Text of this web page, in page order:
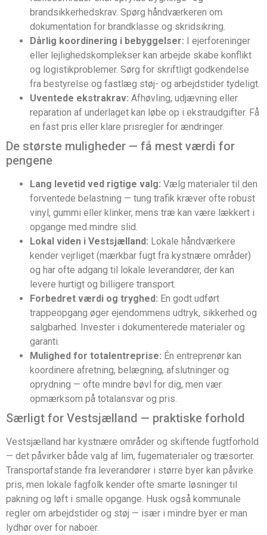
brandsikkerhedskrav. Spørg håndværkeren om
dokumentation for brandklasse og skridsikring.
Dårlig koordinering i bebyggelser: I ejerforeninger
eller lejlighedskomplekser kan arbejde skabe konflikt
og logistikproblemer. Sørg for skriftligt godkendelse
fra bestyrelse og fastlæg støj- og arbejdstider tydeligt.
Uventede ekstrakrav: Afhøvling, udjævning eller
reparation af underlaget kan løbe op i ekstraudgifter. Få
en fast pris eller klare prisregler for ændringer.
De største muligheder — få mest værdi for
pengene
Lang levetid ved rigtige valg: Vælg materialer til den
forventede belastning — tung trafik kræver ofte robust
vinyl, gummi eller klinker, mens træ kan være lækkert i
opgange med mindre slid.
Lokal viden i Vestsjælland: Lokale håndværkere
kender vejrliget (mærkbar fugt fra kystnære områder)
og har ofte adgang til lokale leverandører, der kan
levere hurtigt og billigere transport.
Forbedret værdi og tryghed: En godt udført
trappeopgang øger ejendommens udtryk, sikkerhed og
salgbarhed. Invester i dokumenterede materialer og
garanti.
Mulighed for totalentreprise: Én entreprenør kan
koordinere afretning, belægning, afslutninger og
oprydning — ofte mindre bøvl for dig, men vær
opmærksom på totalansvar og pris.
Særligt for Vestsjælland — praktiske forhold
Vestsjælland har kystnære områder og skiftende fugtforhold
— det påvirker både valg af lim, fugematerialer og træsorter.
Transportafstande fra leverandører i større byer kan påvirke
pris, men lokale fagfolk kender ofte smarte løsninger til
pakning og løft i smalle opgange. Husk også kommunale
regler om arbejdstider og støj — især i mindre byer er man
lydhør over for naboer.